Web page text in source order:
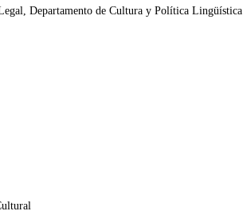
Departamento de Cultura y Política Lingüística